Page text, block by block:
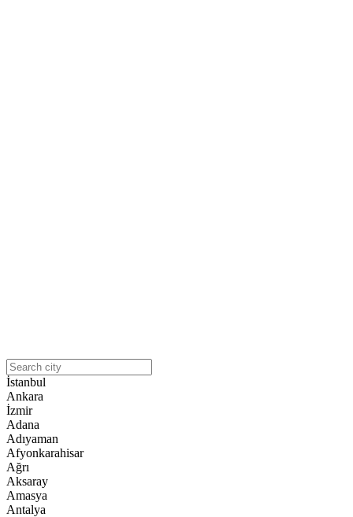
İstanbul
Ankara
İzmir
Adana
Adıyaman
Afyonkarahisar
Ağrı
Aksaray
Amasya
Antalya